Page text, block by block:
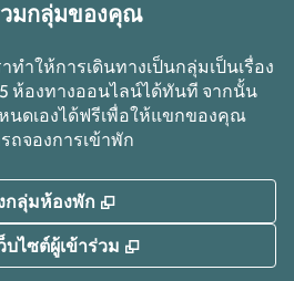
มกลุ่มของคุณ
ทําให้การเดินทางเป็นกลุ่มเป็นเรื่อง
ห้องทางออนไลน์ได้ทันที จากนั้น
นดเองได้ฟรีเพื่อให้แขกของคุณ
ถจองการเข้าพัก
กลุ่มห้องพัก ,
บไซต์ผู้เข้าร่วม ,